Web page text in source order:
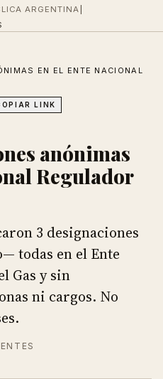
ARGENTINA
EN EL ENTE NACIONAL
LINK
anónimas
Regulador
3 designaciones
todas en el Ente
Gas y sin
ni cargos. No